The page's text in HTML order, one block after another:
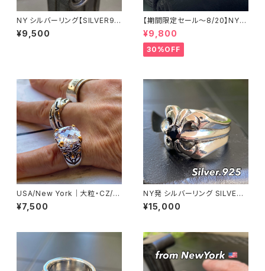
NY シルバーリング【SILVER92
5】スクエア 指輪 メンズリング
¥9,500
【期間限定セール～8/20】NYシ
ルバーリング 特大メンズリング
SILVER925 フェザーリング ナ
バホ族 インディアンジュエリー
太め 指輪 ホピ
¥9,800
30%OFF
USA/New York｜大粒・CZ/キ
ュービックジルコニア アンティ
ークデザイン｜ゴッドリング｜ク
¥7,500
NY発 シルバーリング SILVER9
25 百合 王冠 フローラルリング
ブラックストーン 指輪
¥15,000